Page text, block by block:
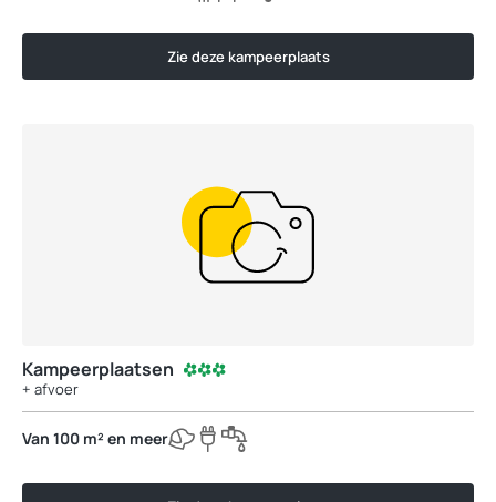
Zie deze kampeerplaats
Kampeerplaatsen
+ afvoer
Van 100 m² en meer